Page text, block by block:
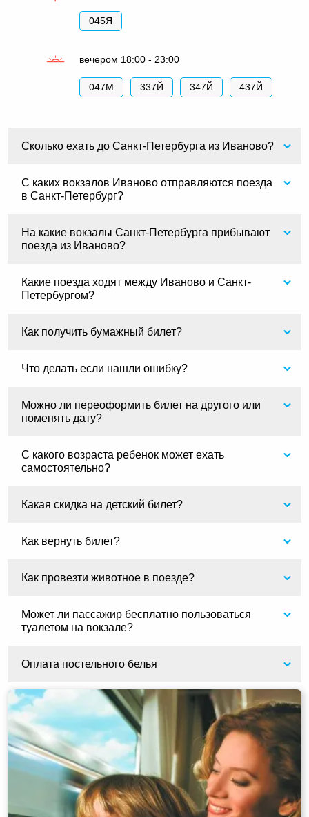
045Я
вечером 18:00 - 23:00
047М 337Й 347Й 437Й
Сколько ехать до Санкт-Петербурга из Иваново?
С каких вокзалов Иваново отправляются поезда
в Санкт-Петербург?
На какие вокзалы Санкт-Петербурга прибывают
поезда из Иваново?
Какие поезда ходят между Иваново и Санкт-
Петербургом?
Как получить бумажный билет?
Что делать если нашли ошибку?
Можно ли переоформить билет на другого или
поменять дату?
С какого возраста ребенок может ехать
самостоятельно?
Какая скидка на детский билет?
Как вернуть билет?
Как провезти животное в поезде?
Может ли пассажир бесплатно пользоваться
туалетом на вокзале?
Оплата постельного белья